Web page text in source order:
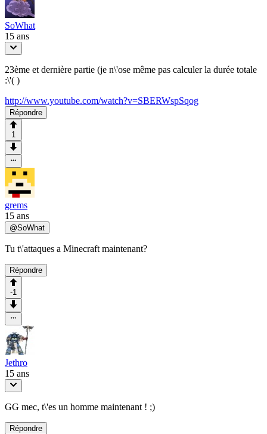
SoWhat
15 ans
23ème et dernière partie (je n\'ose même pas calculer la durée totale
:\'( )
http://www.youtube.com/watch?v=SBERWspSqog
Répondre
1
grems
15 ans
@SoWhat
Tu t\'attaques a Minecraft maintenant?
Répondre
-1
Jethro
15 ans
GG mec, t\'es un homme maintenant ! ;)
Répondre